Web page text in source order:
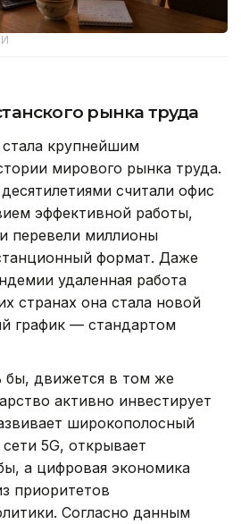
рынка труда
крупнейшим
мирового рынка труда.
считали офис
эффективной работы,
перевели миллионы
формат. Даже
удаленная работа
странах она стала новой
график — стандартом
бы, движется в том же
активно инвестирует
широкополосный
5G, открывает
а цифровая экономика
приоритетов
Согласно данным